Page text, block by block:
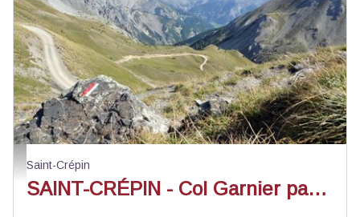
OT Guillestrois-Queyras
Saint-Crépin
SAINT-CRÉPIN - Col Garnier par le Lac du Lauzet